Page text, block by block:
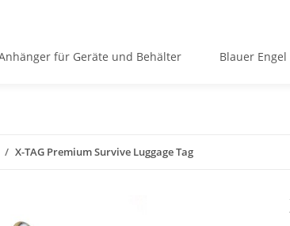
für Geräte und Behälter Blauer
X-TAG Premium Survive Luggage Tag